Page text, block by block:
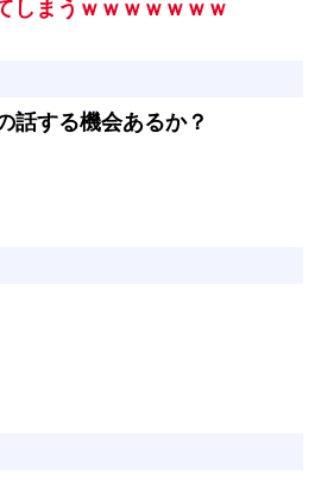
しまうｗｗｗｗｗｗｗ
話する機会あるか？